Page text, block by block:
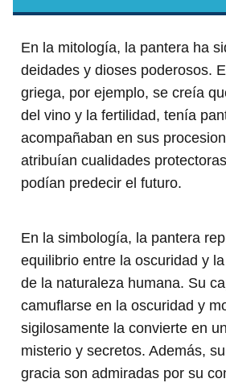
En la mitología, la pantera ha
deidades y dioses poderosos.
griega, por ejemplo, se creía
del vino y la fertilidad, tenía
acompañaban en sus
atribuían cualidades
podían predecir el futuro.
En la simbología, la pantera
equilibrio entre la oscuridad y
de la naturaleza humana. Su
camuflarse en la oscuridad y
sigilosamente la convierte en
misterio y secretos. Además,
gracia son admiradas por su